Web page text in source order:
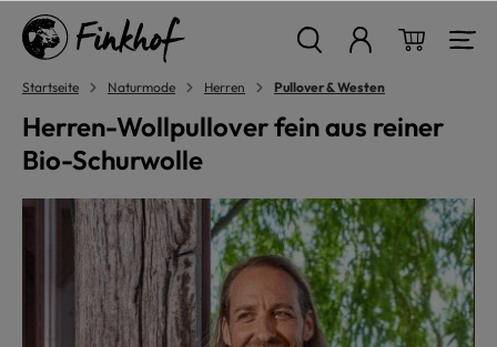
springen
Startseite Naturmode Herren Pullover & Westen
Herren-Wollpullover fein aus reiner
Bio-Schurwolle
Bildergalerie überspringen